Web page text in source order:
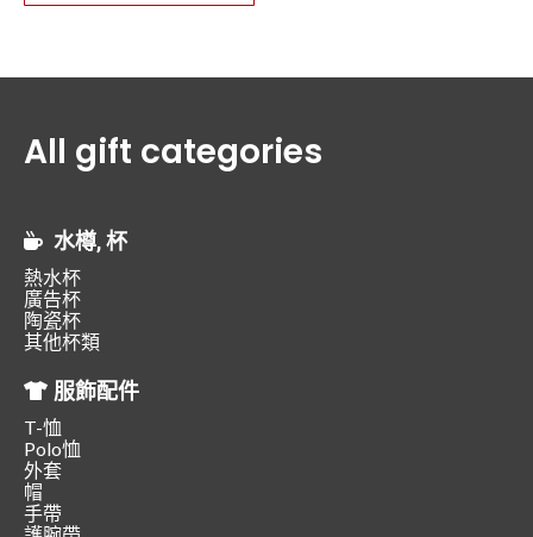
All gift categories
水樽, 杯
熱水杯
廣告杯
陶瓷杯
其他杯類
服飾配件
T-恤
Polo恤
外套
帽
手帶